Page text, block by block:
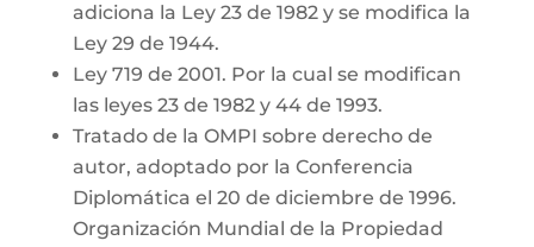
adiciona la Ley 23 de 1982 y se modifica la
Ley 29 de 1944.
Ley 719 de 2001. Por la cual se modifican
las leyes 23 de 1982 y 44 de 1993.
Tratado de la OMPI sobre derecho de
autor, adoptado por la Conferencia
Diplomática el 20 de diciembre de 1996.
Organización Mundial de la Propiedad